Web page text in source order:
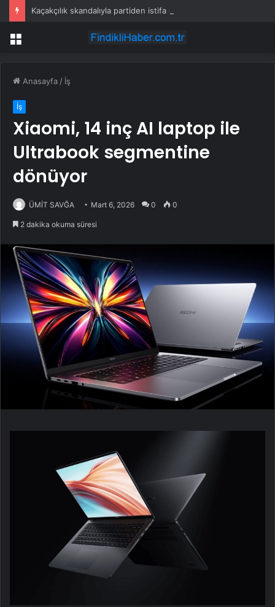
Menü
Anasayfa / İş
İş
Xiaomi, 14 inç AI laptop ile
Ultrabook segmentine
dönüyor
ÜMİT SAVĞA Mart 6, 2026 0 0
2 dakika okuma süresi